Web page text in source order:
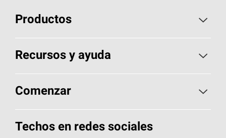
Productos
Elija sus tejas
Encuentre un contratista
Componentes para techos
Recursos y ayuda
Aspectos básicos sobre techos
Herramientas de diseño y color
Comenzar
Llame al 1-800-GET-PINK®
Techos en redes sociales